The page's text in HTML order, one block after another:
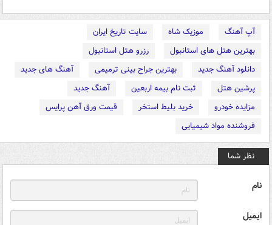
آپ آهنگ موزیک شاه
سایت تاریخ ایران
بهترین هتل های استانبول
رزرو هتل استانبول
دانلود آهنگ جدید
بهترین جراح بینی ترمیمی
آهنگ های جدید
پرشین هتل
ثبت نام بیمه اربعین
آهنگ جدید
مزایده خودرو
خرید بلیط استخر
قیمت ورق آهن پرایس
فروشنده مواد شیمیایی
نظر شما
نام
ایمیل